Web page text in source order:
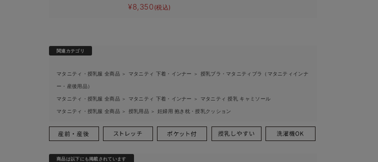
¥8,350 (税込)
関連カテゴリ
マタニティ・授乳服 全商品 ＞ マタニティ 下着・インナー ＞ 授乳ブラ・マタニティブラ（マタニティインナ
ー・産後用品）
マタニティ・授乳服 全商品 ＞ マタニティ 下着・インナー ＞ マタニティ 授乳 キャミソール
マタニティ・授乳服 全商品 ＞ 授乳用品 ＞ 妊婦用 抱き枕・授乳クッション
商品は以下にも掲載されています